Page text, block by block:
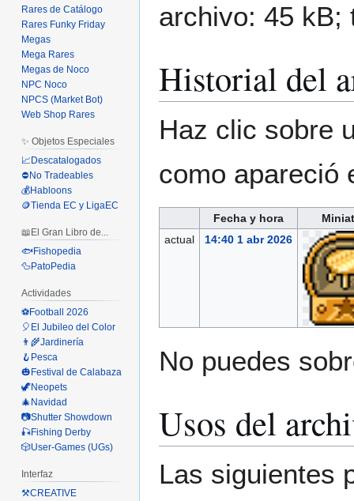
archivo: 45
Historial del
Haz clic sobre
como apareció
Fecha y hora
actual
14:40 1 abr 2026
No puedes
Usos del
Las siguientes
Rares de Catálogo
Rares Funky Friday
Megas
Mega Rares
Megas de Noco
NPC Noco
NPCS (Market Bot)
Web Shop Rares
✨ Objetos Especiales
📈Descatalogados
⛔No Tradeables
💰Habloons
🪙Tienda EC y LigaEC
📖El Gran Libro de...
🐟Fishopedia
🦆PatoPedia
Actividades
⚽Football 2026
🎈El Jubileo del Color
👨‍🌾Jardinería
🪝Pesca
🎃Festival de Calabaza
🦖Neopets
🎄Navidad
📷Shutter Showdown
🎣Fishing Derby
🎲User-Games (UGs)
Interfaz
⚒️CREATIVE